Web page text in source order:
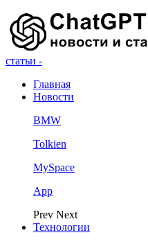
статьи -
Главная
Новости
BMW
Tolkien
MySpace
App
Prev Next
Технологии